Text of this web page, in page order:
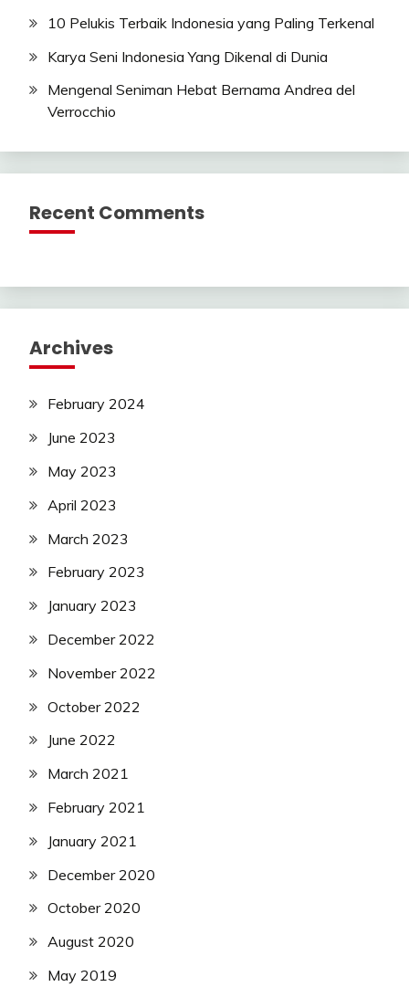
10 Pelukis Terbaik Indonesia yang Paling Terkenal
Karya Seni Indonesia Yang Dikenal di Dunia
Mengenal Seniman Hebat Bernama Andrea del
Verrocchio
Recent Comments
Archives
February 2024
June 2023
May 2023
April 2023
March 2023
February 2023
January 2023
December 2022
November 2022
October 2022
June 2022
March 2021
February 2021
January 2021
December 2020
October 2020
August 2020
May 2019